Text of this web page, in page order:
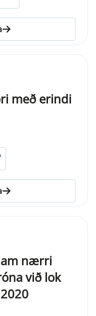
með erindi
nærri
við lok